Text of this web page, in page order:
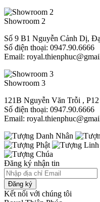
Showroom 2
Số 9 B1 Nguyễn Cảnh Dị,
Số điện thoại: 0947.90.6666
Email:
Showroom 3
121B Nguyễn Văn Trỗi ,
Số điện thoại: 0947.90.6666
Email:
Đăng ký nhận tin
Đăng ký
Kết nối với chúng tôi